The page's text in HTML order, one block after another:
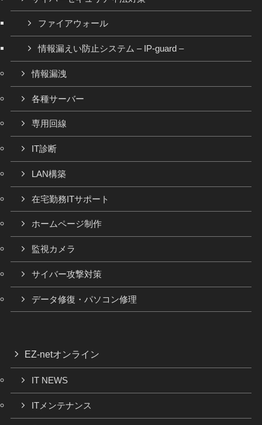
ファイアウォール
情報漏えい防止システム – IP-guard –
情報漏洩
各種サーバー
専用回線
IT診断
LAN構築
在宅勤務ITサポート
ホームページ制作
監視カメラ
サイバー攻撃対策
データ修復・パソコン修理
EZ-netオンライン
IT NEWS
ITメンテナンス